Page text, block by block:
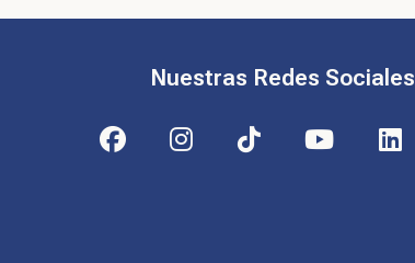
Nuestras Redes Sociales